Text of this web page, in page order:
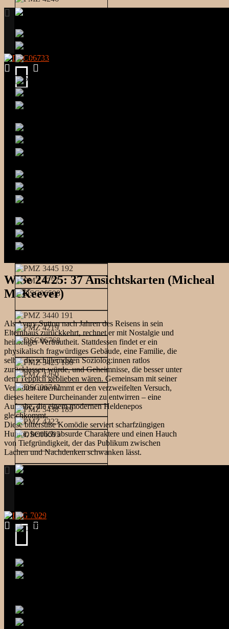
WiSe 24/25: 37 Ansichtskarten (Micheal
McKeever)
Als Avery Sutton nach Jahren des Reisens in sein
Elternhaus zurückkehrt, rechnet er mit Nostalgie und
heimeliger Vertrautheit. Stattdessen findet er ein
physikalisch fragwürdiges Gebäude, eine Familie, die
selbst die schillerndsten Soziolog:innen ratlos
zurücklassen würde, und Geheimnisse, die besser unter
dem Teppich geblieben wären. Gemeinsam mit seiner
Verlobten unternimmt er den verzweifelten Versuch,
dieses heitere Durcheinander zu entwirren – eine
Aufgabe, die einem modernen Heldenepos
gleichkommt.
Diese bittersüße Komödie serviert scharfzüngigen
Humor, herrlich absurde Charaktere und einen Hauch
von Tiefgründigkeit, der das Publikum zwischen
Lachen und Nachdenken schwanken lässt.